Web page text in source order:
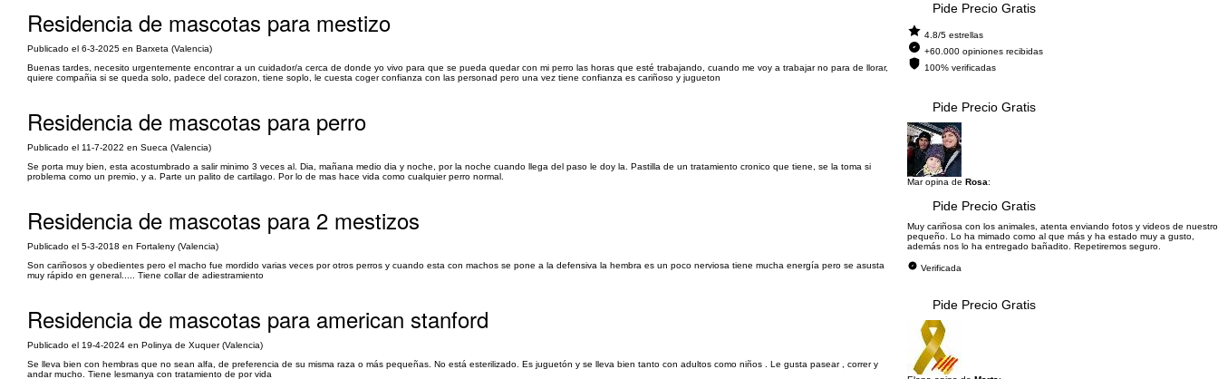
Residencia de mascotas para mestizo
Publicado el 6-3-2025 en Barxeta (Valencia)
Buenas tardes, necesito urgentemente encontrar a un cuidador/a cerca de donde yo vivo para que se pueda quedar con mi perro las horas que esté trabajando, cuando me voy a trabajar no para de llorar,
quiere compañia si se queda solo, padece del corazon, tiene soplo, le cuesta coger confianza con las personad pero una vez tiene confianza es cariñoso y jugueton
Pide Precio Gratis
Residencia de mascotas para perro
Publicado el 11-7-2022 en Sueca (Valencia)
Se porta muy bien, esta acostumbrado a salir minimo 3 veces al. Dia, mañana medio dia y noche, por la noche cuando llega del paso le doy la. Pastilla de un tratamiento cronico que tiene, se la toma si
problema como un premio, y a. Parte un palito de cartilago. Por lo de mas hace vida como cualquier perro normal.
Pide Precio Gratis
Residencia de mascotas para 2 mestizos
Publicado el 5-3-2018 en Fortaleny (Valencia)
Son cariñosos y obedientes pero el macho fue mordido varias veces por otros perros y cuando esta con machos se pone a la defensiva la hembra es un poco nerviosa tiene mucha energía pero se asusta
muy rápido en general..... Tiene collar de adiestramiento
Pide Precio Gratis
Residencia de mascotas para american stanford
Publicado el 19-4-2024 en Polinya de Xuquer (Valencia)
Se lleva bien con hembras que no sean alfa, de preferencia de su misma raza o más pequeñas. No está esterilizado. Es juguetón y se lleva bien tanto con adultos como niños . Le gusta pasear , correr y
andar mucho. Tiene lesmanya con tratamiento de por vida
Pide Precio Gratis
4.8/5 estrellas
+60.000 opiniones recibidas
100% verificadas
Mar opina de Rosa:
Muy cariñosa con los animales, atenta enviando fotos y videos de nuestro
pequeño. Lo ha mimado como al que más y ha estado muy a gusto,
además nos lo ha entregado bañadito. Repetiremos seguro.
Verificada